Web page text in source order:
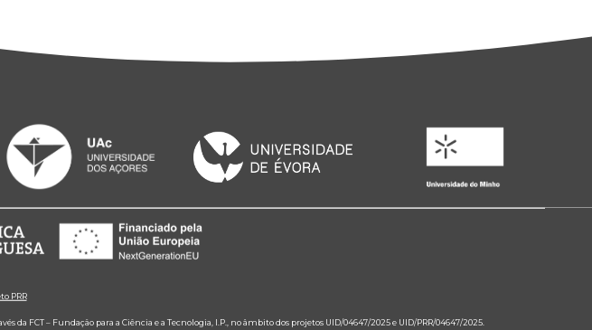
PRR
FCT – Fundação para a Ciência e a Tecnologia, I.P., no âmbito dos projetos UID/04647/2025 e UID/PRR/04647/2025.